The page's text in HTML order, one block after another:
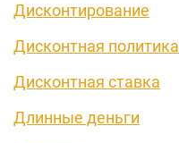
Дисконтирование
Дисконтная политика
Дисконтная ставка
Длинные деньги